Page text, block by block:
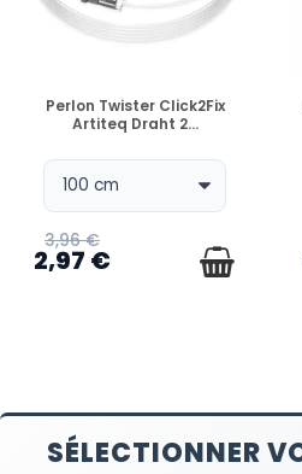
VERFÜGBAR
Perlon Twister Click2Fix
Artiteq Draht 2...
3,96 €
2,97 €
SÉLECTIONNER